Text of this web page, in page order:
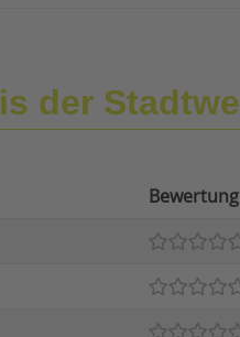
der
Bewertung